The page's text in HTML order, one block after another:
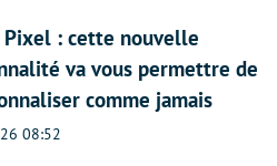
Pixel : cette nouvelle
va vous permettre de
comme jamais
08:52